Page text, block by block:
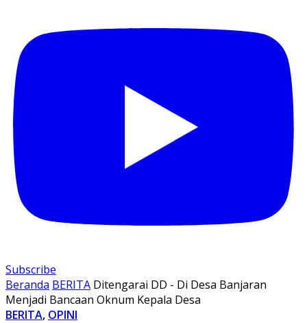
Subscribe
Beranda BERITA Ditengarai DD - Di Desa Banjaran
Menjadi Bancaan Oknum Kepala Desa
BERITA, OPINI